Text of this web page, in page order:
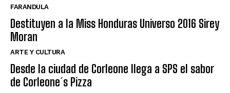
FARANDULA
Destituyen a la Miss Honduras Universo 2016 Sirey
Moran
ARTE Y CULTURA
Desde la ciudad de Corleone llega a SPS el sabor
de Corleone´s Pizza